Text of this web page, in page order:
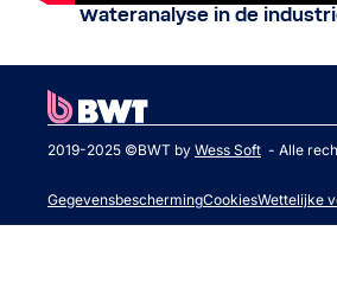
Wateranalyse in de
2019-2025 ©BWT by Wess Soft - Alle
GegevensbeschermingCookiesWettelijke